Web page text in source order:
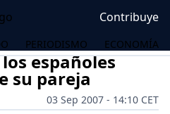
Contribuye
PERIODISMO ECONOMÍA
españoles
su pareja
03 Sep 2007 - 14:10 CET